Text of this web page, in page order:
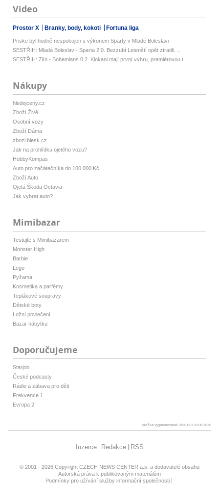
Video
Prostor X Branky, body, kokoti Fortuna liga
Priske byl hodně nespokojen s výkonem Sparty v Mladé Boleslavi
SESTŘIH: Mladá Boleslav - Sparta 2:0. Bezzubí Letenští opět ztratili. ...
SESTŘIH: Zlín - Bohemians 0:2. Klokani mají první výhru, premiérovou t...
Nákupy
hledejceny.cz
Zboží Živě
Osobní vozy
Zboží Dáma
zbozi.blesk.cz
Jak na prohlídku ojetého vozu?
HobbyKompas
Auto pro začátečníka do 100 000 Kč
Zboží Auto
Ojetá Škoda Octavia
Jak vybrat auto?
Mimibazar
Testujte s Mimibazarem
Monster High
Barbie
Lego
Pyžama
Kosmetika a parfémy
Teplákové soupravy
Dětské boty
Ložní povlečení
Bazar nábytku
Doporučujeme
Starjob
České podcasty
Rádio a zábava pro děti
Frekvence 1
Evropa 2
patička vygenerovaná: 08:40:19 09.08.2026
Inzerce Redakce RSS
© 2001 - 2026 Copyright CZECH NEWS CENTER a.s. a dodavatelé obsahu
Autorská práva k publikovaným materiálům
Podmínky pro užívání služby informační společnosti